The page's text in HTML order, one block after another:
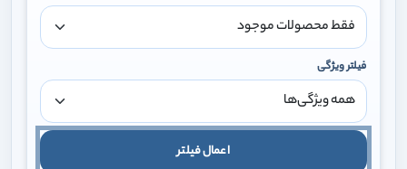
فیلتر ویژگی
اعمال فیلتر